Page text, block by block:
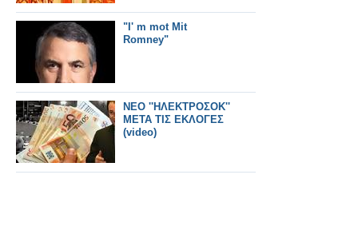
"I' m mot Mit
Romney"
ΝΕΟ ''ΗΛΕΚΤΡΟΣΟΚ''
ΜΕΤΑ ΤΙΣ ΕΚΛΟΓΕΣ
(video)